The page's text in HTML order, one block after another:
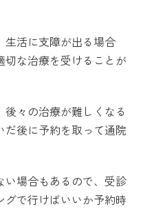
生活に支障が出る場合
切な治療を受けることが
々の治療が難しくなる
だ後に予約を取って通院
場合もあるので、受診
で行けばいいか予約時